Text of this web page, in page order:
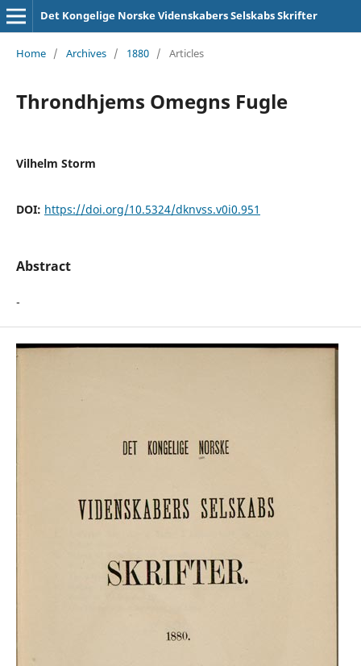
Det Kongelige Norske Videnskabers Selskabs Skrifter
Home / Archives / 1880 / Articles
Throndhjems Omegns Fugle
Vilhelm Storm
DOI: https://doi.org/10.5324/dknvss.v0i0.951
Abstract
-